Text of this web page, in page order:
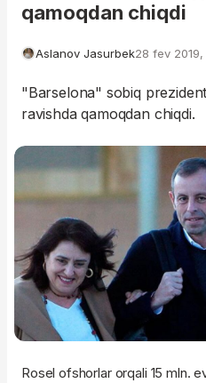
qamoqdan chiqdi
Aslanov Jasurbek28 fev 2019,
"Barselona" sobiq
ravishda qamoqdan chiqdi.
Rosel ofshorlar orqali 15 mln.